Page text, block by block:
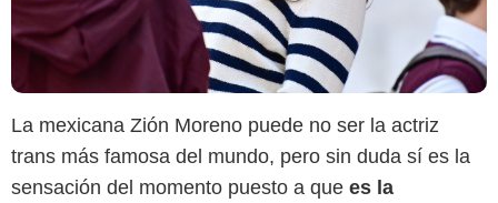
La mexicana Zión Moreno puede no ser la actriz
trans más famosa del mundo, pero sin duda sí es la
sensación del momento puesto a que es la